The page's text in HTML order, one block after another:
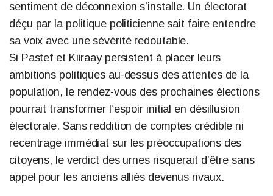
sentiment de déconnexion s’installe. Un électorat
déçu par la politique politicienne sait faire entendre
sa voix avec une sévérité redoutable.
Si Pastef et Kiiraay persistent à placer leurs
ambitions politiques au-dessus des attentes de la
population, le rendez-vous des prochaines élections
pourrait transformer l’espoir initial en désillusion
électorale. Sans reddition de comptes crédible ni
recentrage immédiat sur les préoccupations des
citoyens, le verdict des urnes risquerait d’être sans
appel pour les anciens alliés devenus rivaux.